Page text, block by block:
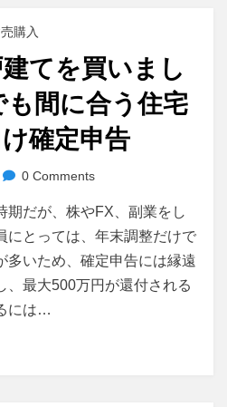
購入
てを買いまし
間に合う住宅
確定申告
0 Comments
だが、株やFX、副業をし
にとっては、年末調整だけで
多いため、確定申告には縁遠
、最大500万円が還付される
には…